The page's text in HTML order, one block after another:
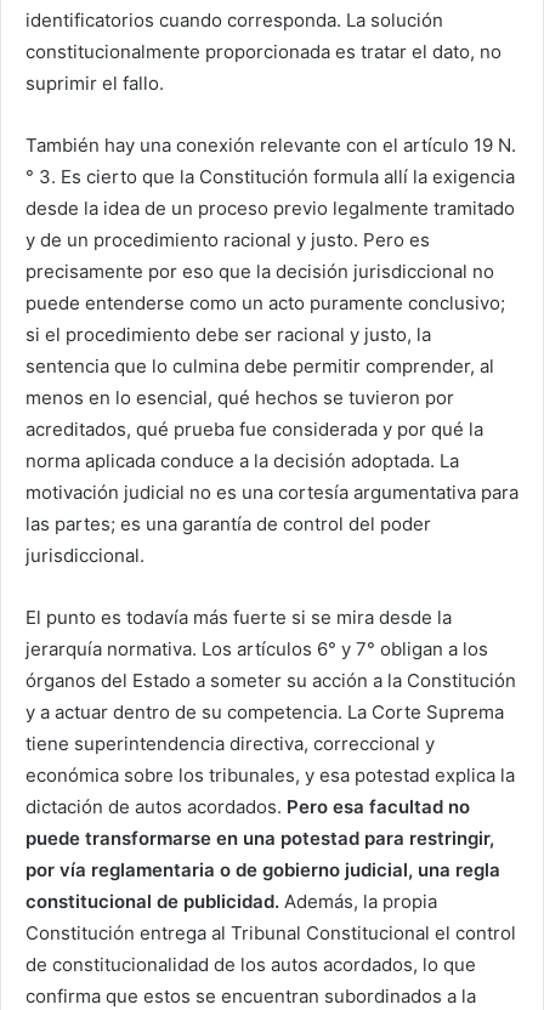
identificatorios cuando corresponda. La solución
constitucionalmente proporcionada es tratar el dato, no
suprimir el fallo.
También hay una conexión relevante con el artículo 19 N.
° 3. Es cierto que la Constitución formula allí la exigencia
desde la idea de un proceso previo legalmente tramitado
y de un procedimiento racional y justo. Pero es
precisamente por eso que la decisión jurisdiccional no
puede entenderse como un acto puramente conclusivo;
si el procedimiento debe ser racional y justo, la
sentencia que lo culmina debe permitir comprender, al
menos en lo esencial, qué hechos se tuvieron por
acreditados, qué prueba fue considerada y por qué la
norma aplicada conduce a la decisión adoptada. La
motivación judicial no es una cortesía argumentativa para
las partes; es una garantía de control del poder
jurisdiccional.
El punto es todavía más fuerte si se mira desde la
jerarquía normativa. Los artículos 6° y 7° obligan a los
órganos del Estado a someter su acción a la Constitución
y a actuar dentro de su competencia. La Corte Suprema
tiene superintendencia directiva, correccional y
económica sobre los tribunales, y esa potestad explica la
dictación de autos acordados. Pero esa facultad no
puede transformarse en una potestad para restringir,
por vía reglamentaria o de gobierno judicial, una regla
constitucional de publicidad. Además, la propia
Constitución entrega al Tribunal Constitucional el control
de constitucionalidad de los autos acordados, lo que
confirma que estos se encuentran subordinados a la